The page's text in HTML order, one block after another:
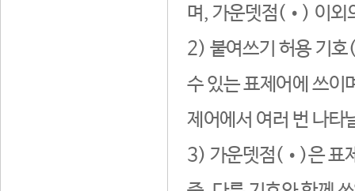
며, 가운뎃점(•) 이외
2) 붙여쓰기 허용 기호
수 있는 표제어에 쓰이
제어에서 여러 번 나타
3) 가운뎃점(•)은 표